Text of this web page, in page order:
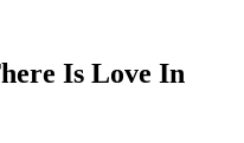
Is Love In